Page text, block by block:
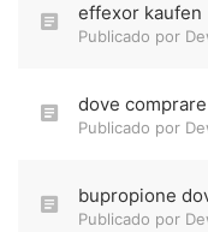
effexor kaufen
Publicado por
dove
Publicado por
bupropione
Publicado por